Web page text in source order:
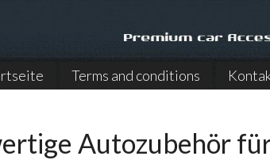
Terms and conditions
Autozubehör